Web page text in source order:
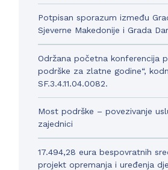
Potpisan sporazum između
Sjeverne Makedonije i Grada
Održana početna konferencija
podrške za zlatne godine“,
SF.3.4.11.04.0082.
Most podrške – povezivanje
zajednici
17.494,28 eura bespovratnih
projekt opremanja i uređenja